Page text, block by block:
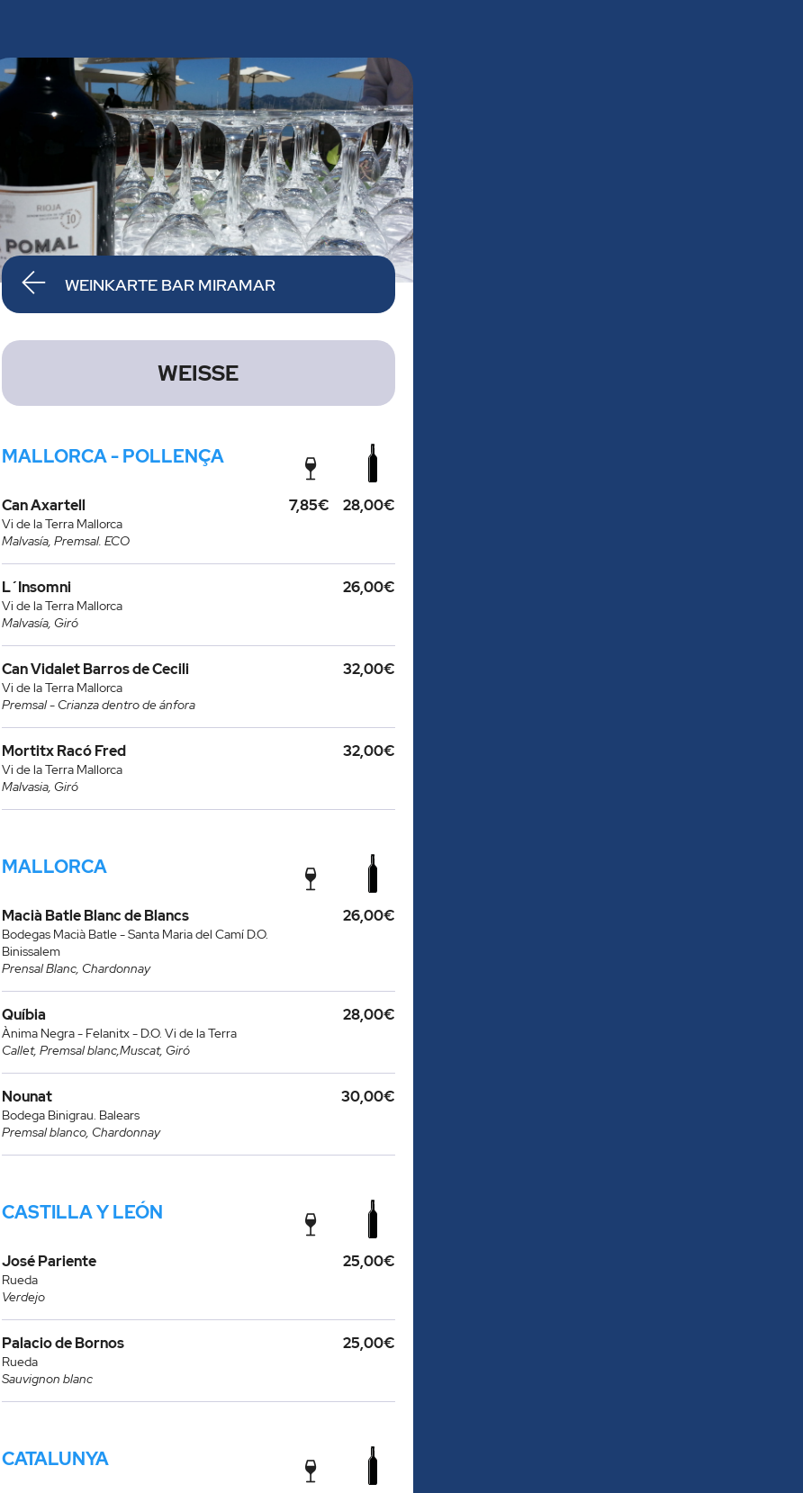
WEINKARTE BAR MIRAMAR
WEISSE
MALLORCA - POLLENÇA
Can Axartell
Vi de la Terra Mallorca
Malvasía, Premsal. ECO
7,85€ 28,00€
L´Insomni
Vi de la Terra Mallorca
Malvasía, Giró
26,00€
Can Vidalet Barros de Cecili
Vi de la Terra Mallorca
Premsal - Crianza dentro de ánfora
32,00€
Mortitx Racó Fred
Vi de la Terra Mallorca
Malvasia, Giró
32,00€
MALLORCA
Macià Batle Blanc de Blancs
Bodegas Macià Batle - Santa Maria del Camí D.O.
Binissalem
Prensal Blanc, Chardonnay
26,00€
Quíbia
Ànima Negra - Felanitx - D.O. Vi de la Terra
Callet, Premsal blanc,Muscat, Giró
28,00€
Nounat
Bodega Binigrau. Balears
Premsal blanco, Chardonnay
30,00€
CASTILLA Y LEÓN
José Pariente
Rueda
Verdejo
25,00€
Palacio de Bornos
Rueda
Sauvignon blanc
25,00€
CATALUNYA